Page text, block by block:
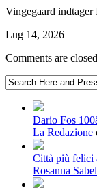
Vingegaard
Lug 14, 2026
Comments are
Dario Fos
La Redazione
Città più felici
Rosanna